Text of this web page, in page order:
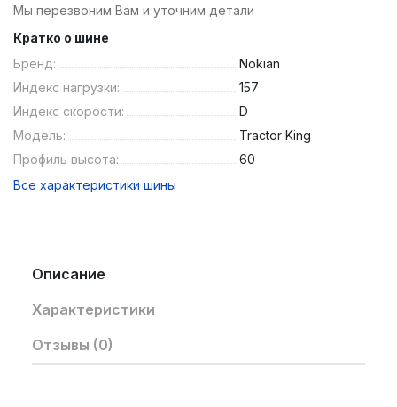
Мы перезвоним Вам и уточним детали
Кратко о шине
Бренд:
Nokian
Индекс нагрузки:
157
Индекс скорости:
D
Модель:
Tractor King
Профиль высота:
60
Все характеристики шины
Описание
Характеристики
Отзывы (0)